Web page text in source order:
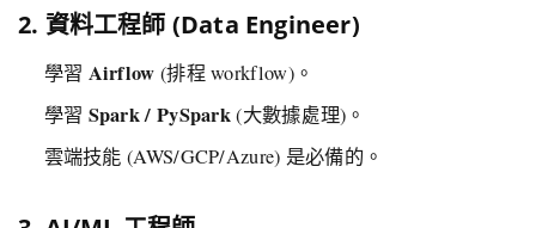
2. 資料工程師 (Data Engineer)
學習 Airflow (排程 workflow)。
學習 Spark / PySpark(大數據處理)。
雲端技能 (AWS/GCP/Azure) 是必備的。